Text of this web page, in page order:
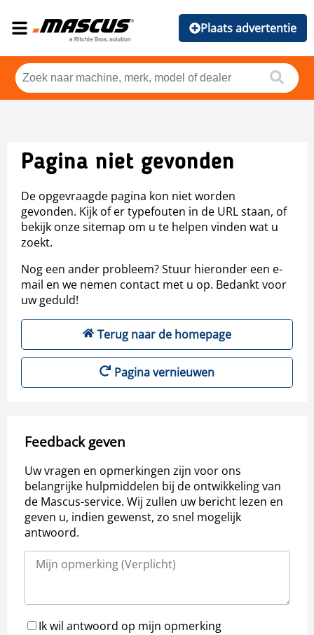
Plaats advertentie
Pagina niet gevonden
De opgevraagde pagina kon niet worden
gevonden. Kijk of er typefouten in de URL staan, of
bekijk onze sitemap om u te helpen vinden wat u
zoekt.
Nog een ander probleem? Stuur hieronder een e-
mail en we nemen contact met u op. Bedankt voor
uw geduld!
Terug naar de homepage
Pagina vernieuwen
Feedback geven
Uw vragen en opmerkingen zijn voor ons
belangrijke hulpmiddelen bij de ontwikkeling van
de Mascus-service. Wij zullen uw bericht lezen en
geven u, indien gewenst, zo snel mogelijk
antwoord.
Ik wil antwoord op mijn opmerking